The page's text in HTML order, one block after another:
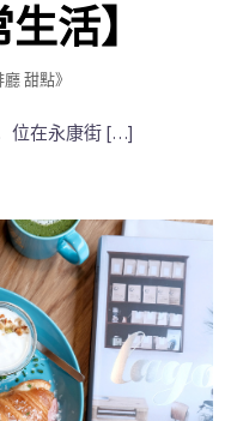
活】
廳 甜點》
位在永康街 […]